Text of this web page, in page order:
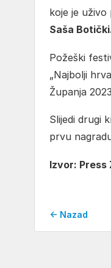
koje je
Saša
Požeški
„Najbolji
Županja
Slijedi drugi
prvu
Izvor: Press
← Nazad